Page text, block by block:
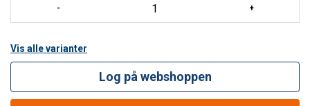
Vis alle varianter
Log på webshoppen